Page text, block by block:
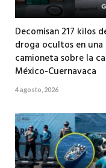
Decomisan 217 kilos
droga ocultos en una
camioneta sobre la
México-Cuernavaca
4 agosto, 2026